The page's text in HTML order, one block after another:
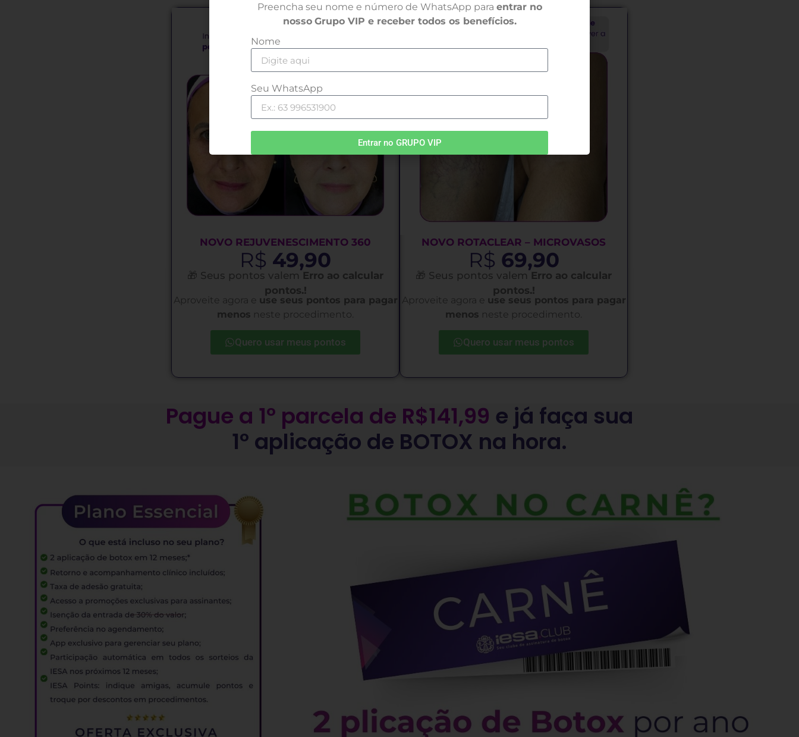
NOVO REJUVENESCIMENTO 360
R$ 49,90
🎁 Seus pontos valem Erro ao calcular
pontos.!
Aproveite agora e use seus pontos para pagar
menos neste procedimento.
Quero usar meus pontos
NOVO ROTACLEAR – MICROVASOS
R$ 69,90
🎁 Seus pontos valem Erro ao calcular
pontos.!
Aproveite agora e use seus pontos para pagar
menos neste procedimento.
Quero usar meus pontos
Pague a 1º parcela de R$141,99 e já faça sua
1º aplicação de BOTOX na hora.
Preencha seu nome e número de WhatsApp para entrar no
nosso Grupo VIP e receber todos os benefícios.
Nome
Seu WhatsApp
Entrar no GRUPO VIP